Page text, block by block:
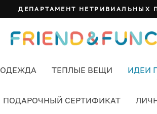
ДЕПАРТАМЕНТ НЕТРИВИАЛЬНЫХ
ОДЕЖДА ТЕПЛЫЕ ВЕЩИ ИДЕИ
ПОДАРОЧНЫЙ СЕРТИФИКАТ